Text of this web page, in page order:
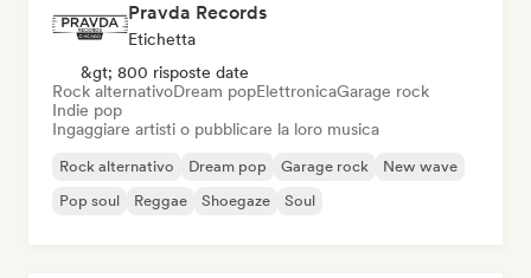
Pravda Records
Etichetta
&gt; 800 risposte date
Rock alternativoDream popElettronicaGarage rock
Indie pop
Ingaggiare artisti o pubblicare la loro musica
Rock alternativo Dream pop Garage rock
New wave
Pop soul
Reggae Shoegaze Soul